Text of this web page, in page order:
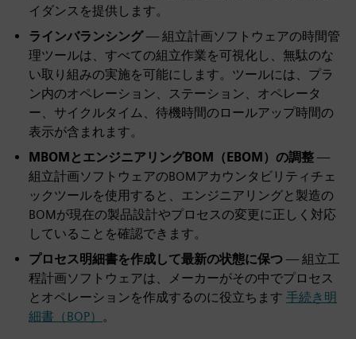
イダンスを提供します。
ラインバランシング— 組立計画ソフトウェアの時間管
理ツールは、すべての組立作業を可視化し、無駄のな
い取り組みの実施を可能にします。ツールには、プラ
ン内のオペレーション、ステーション、オペレータ
ー、サイクルタイム、待機時間のロールアップ時間の
表示が含まれます。
MBOMとエンジニアリングBOM（EBOM）の調整—
組立計画ソフトウェアのBOMアカウンタビリティチェ
ックツールを使用すると、エンジニアリングと製造の
BOMが現在の製品設計やプロセスの変更に正しく対応
していることを確認できます。
プロセス明細書を作成して最新の状態に保つ — 組立工
程計画ソフトウェアは、メーカーがその中でプロセス
とオペレーションを作成するのに役立ちます 手続き明
細書（BOP） 。